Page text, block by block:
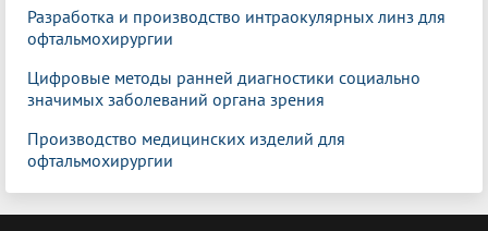
Разработка и производство интраокулярных линз для
офтальмохирургии
Цифровые методы ранней диагностики социально
значимых заболеваний органа зрения
Производство медицинских изделий для
офтальмохирургии